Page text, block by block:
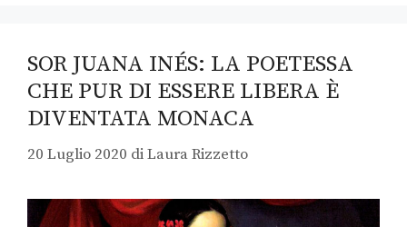
SOR JUANA INÉS: LA POETESSA
CHE PUR DI ESSERE LIBERA È
DIVENTATA MONACA
20 Luglio 2020 diLaura Rizzetto